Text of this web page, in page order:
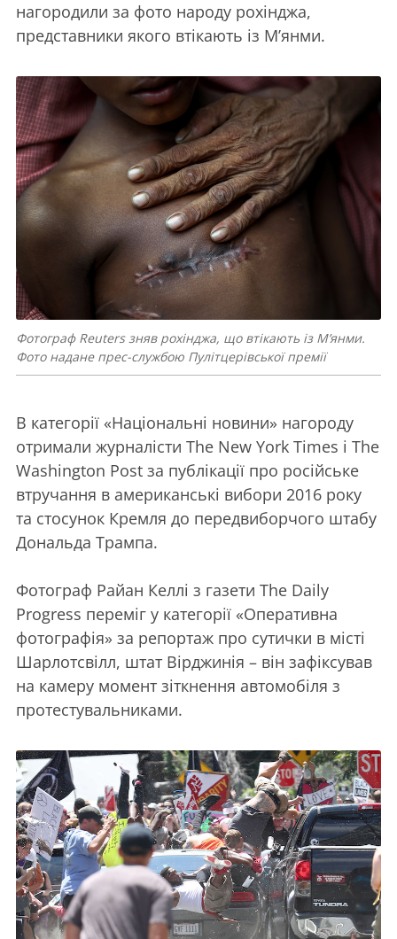
нагородили за фото народу рохінджа,
представники якого втікають із М’янми.
Фотограф Reuters зняв рохінджа, що втікають із М’янми.
Фото надане прес-службою Пулітцерівської премії
В категорії «Національні новини» нагороду
отримали журналісти The New York Times і The
Washington Post за публікації про російське
втручання в американські вибори 2016 року
та стосунок Кремля до передвиборчого штабу
Дональда Трампа.
Фотограф Райан Келлі з газети The Daily
Progress переміг у категорії «Оперативна
фотографія» за репортаж про сутички в місті
Шарлотсвілл, штат Вірджинія – він зафіксував
на камеру момент зіткнення автомобіля з
протестувальниками.